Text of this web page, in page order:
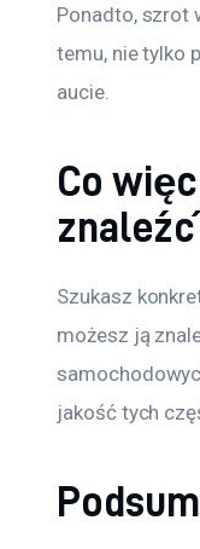
Ponadto, szrot
temu, nie tylko
aucie.
Co
Szukasz
możesz ją
jakość tych